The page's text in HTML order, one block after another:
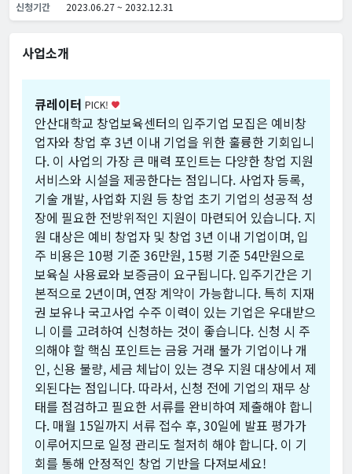
신청기간
2023.06.27 ~ 2032.12.31
사업소개
큐레이터 PICK! favorite
안산대학교 창업보육센터의 입주기업 모집은 예비창
업자와 창업 후 3년 이내 기업을 위한 훌륭한 기회입니
다. 이 사업의 가장 큰 매력 포인트는 다양한 창업 지원
서비스와 시설을 제공한다는 점입니다. 사업자 등록,
기술 개발, 사업화 지원 등 창업 초기 기업의 성공적 성
장에 필요한 전방위적인 지원이 마련되어 있습니다. 지
원 대상은 예비 창업자 및 창업 3년 이내 기업이며, 입
주 비용은 10평 기준 36만원, 15평 기준 54만원으로
보육실 사용료와 보증금이 요구됩니다. 입주기간은 기
본적으로 2년이며, 연장 계약이 가능합니다. 특히 지재
권 보유나 국고사업 수주 이력이 있는 기업은 우대받으
니 이를 고려하여 신청하는 것이 좋습니다. 신청 시 주
의해야 할 핵심 포인트는 금융 거래 불가 기업이나 개
인, 신용 불량, 세금 체납이 있는 경우 지원 대상에서 제
외된다는 점입니다. 따라서, 신청 전에 기업의 재무 상
태를 점검하고 필요한 서류를 완비하여 제출해야 합니
다. 매월 15일까지 서류 접수 후, 30일에 발표 평가가
이루어지므로 일정 관리도 철저히 해야 합니다. 이 기
회를 통해 안정적인 창업 기반을 다져보세요!